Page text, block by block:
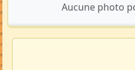
Aucune photo